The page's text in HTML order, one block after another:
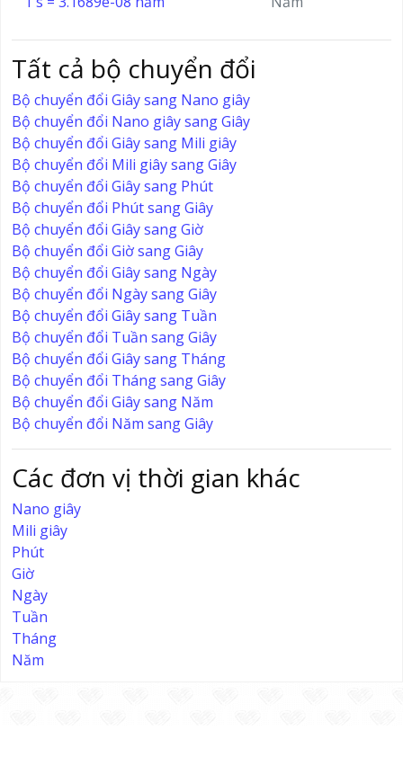
Tất cả bộ chuyển đổi
Bộ chuyển đổi Giây sang Nano giây
Bộ chuyển đổi Nano giây sang Giây
Bộ chuyển đổi Giây sang Mili giây
Bộ chuyển đổi Mili giây sang Giây
Bộ chuyển đổi Giây sang Phút
Bộ chuyển đổi Phút sang Giây
Bộ chuyển đổi Giây sang Giờ
Bộ chuyển đổi Giờ sang Giây
Bộ chuyển đổi Giây sang Ngày
Bộ chuyển đổi Ngày sang Giây
Bộ chuyển đổi Giây sang Tuần
Bộ chuyển đổi Tuần sang Giây
Bộ chuyển đổi Giây sang Tháng
Bộ chuyển đổi Tháng sang Giây
Bộ chuyển đổi Giây sang Năm
Bộ chuyển đổi Năm sang Giây
Các đơn vị thời gian khác
Nano giây
Mili giây
Phút
Giờ
Ngày
Tuần
Tháng
Năm